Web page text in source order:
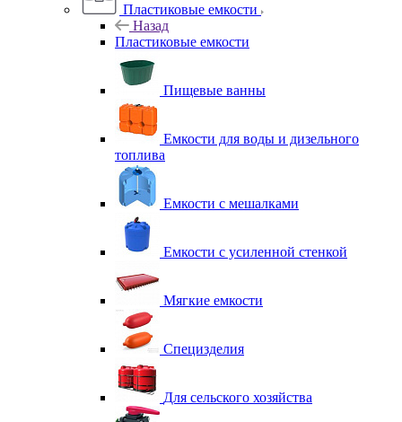
Пластиковые емкости
Назад
Пластиковые емкости
Пищевые ванны
Емкости для воды и дизельного
топлива
Емкости с мешалками
Емкости с усиленной стенкой
Мягкие емкости
Специзделия
Для сельского хозяйства